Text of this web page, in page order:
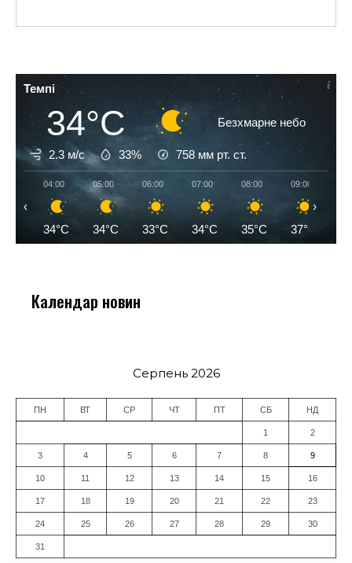
Темпі
34°C Безхмарне небо
2.3 м/с 33% 758 мм рт. ст.
04:00
34°C
05:00
34°C
06:00
33°C
07:00
34°C
08:00
35°C
09:00
37°C
‹ ›
Календар новин
Серпень 2026
ПН ВТ СР ЧТ ПТ СБ НД
1 2
3 4 5 6 7 8 9
10 11 12 13 14 15 16
17 18 19 20 21 22 23
24 25 26 27 28 29 30
31